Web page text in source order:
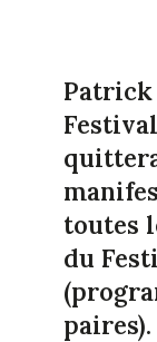
Patrick
toutes
du
paires).